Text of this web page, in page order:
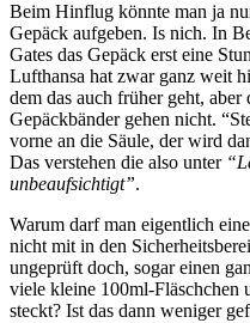
Beim Hinflug könnte man ja
Gepäck aufgeben. Is nich. In
Gates das Gepäck erst eine
Lufthansa hat zwar ganz weit
dem das auch früher geht,
Gepäckbänder gehen nicht.
vorne an die Säule, der wird
Das verstehen die also unter
unbeaufsichtigt”.
Warum darf man eigentlich
nicht mit in den
ungeprüft doch, sogar einen
viele kleine 100ml-Fläschchen
steckt? Ist das dann weniger